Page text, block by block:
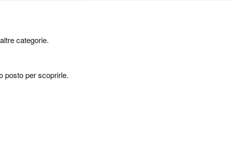
categorie.
posto per scoprirle.